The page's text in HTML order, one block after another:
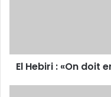
El Hebiri : «On doit